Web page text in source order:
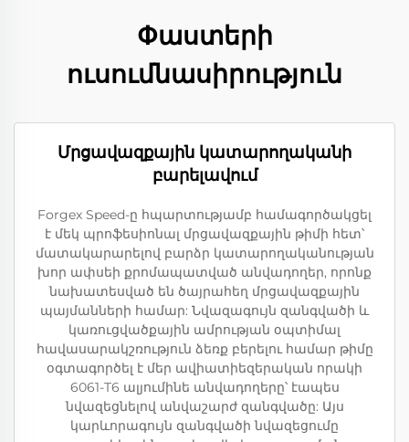
Փաստերի
ուսումնասիրություն
Մրցավազքային կատարողականի
բարելավում
Forgex Speed-ը հպարտությամբ համագործակցել
է մեկ պրոֆեսիոնալ մրցավազքային թիմի հետ՝
մատակարարելով բարձր կատարողականության
խոր ափսեի քրոմապատված անվադողեր, որոնք
նախատեսված են ծայրահեղ մրցավազքային
պայմանների համար: Նվազագույն զանգվածի և
կառուցվածքային ամրության օպտիմալ
հավասարակշռություն ձեռք բերելու համար թիմը
օգտագործել է մեր ավիատիեզերական որակի
6061-T6 ալյումինե անվադողերը՝ էապես
նվազեցնելով անվաշարժ զանգվածը: Այս
կարևորագույն զանգվածի նվազեցումը